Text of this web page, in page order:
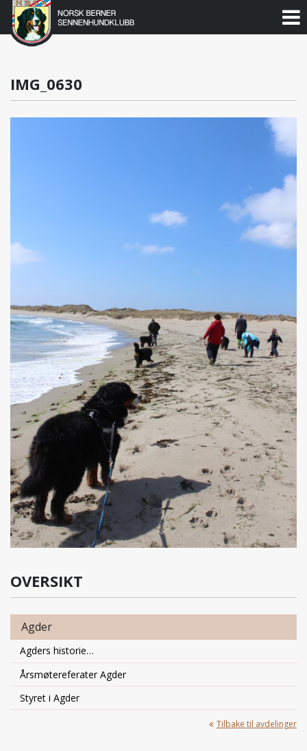
Gå
Norsk
Berner
Sennenhundklubb
IMG_0630
OVERSIKT
Agder
Agders historie…
Årsmøtereferater Agder
Styret i Agder
Tilbake til avdelinger